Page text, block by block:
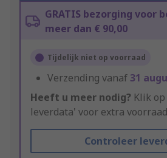
GRATIS bezorging voor
meer dan € 90,00
Tijdelijk niet op voorraad
Verzending vanaf31
Heeft u meer nodig? Klik
leverdata' voor extra
Controleer